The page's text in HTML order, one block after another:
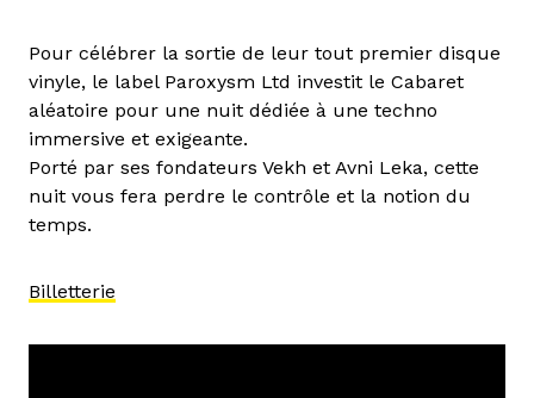
Pour célébrer la sortie de leur tout premier disque
vinyle, le label Paroxysm Ltd investit le Cabaret
aléatoire pour une nuit dédiée à une techno
immersive et exigeante.
Porté par ses fondateurs Vekh et Avni Leka, cette
nuit vous fera perdre le contrôle et la notion du
temps.
Billetterie